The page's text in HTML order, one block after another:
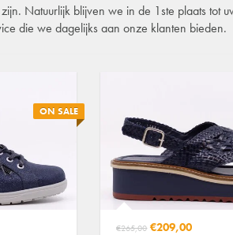
Natuurlijk blijven we in de 1ste plaats tot
die we dagelijks aan onze klanten bieden.
ON SALE
€265,00 €209,00